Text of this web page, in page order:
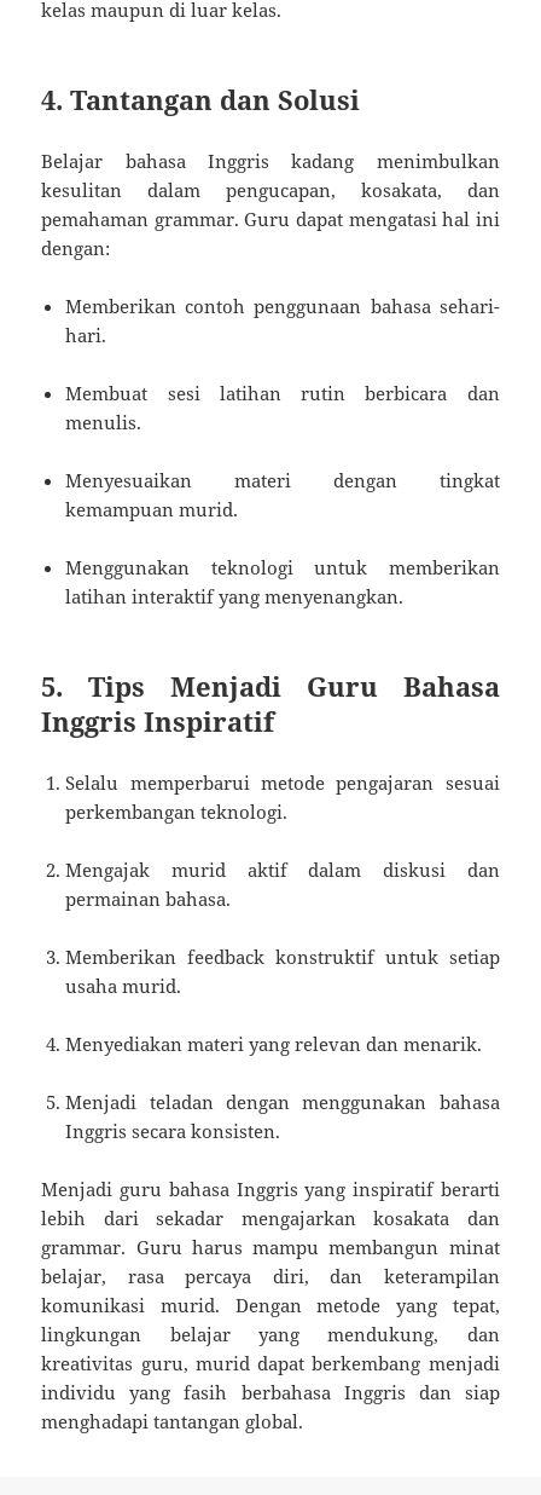
kelas maupun di luar kelas.
4. Tantangan dan Solusi
Belajar bahasa Inggris kadang menimbulkan
kesulitan dalam pengucapan, kosakata, dan
pemahaman grammar. Guru dapat mengatasi hal ini
dengan:
Memberikan contoh penggunaan bahasa sehari-
hari.
Membuat sesi latihan rutin berbicara dan
menulis.
Menyesuaikan materi dengan tingkat
kemampuan murid.
Menggunakan teknologi untuk memberikan
latihan interaktif yang menyenangkan.
5. Tips Menjadi Guru Bahasa
Inggris Inspiratif
Selalu memperbarui metode pengajaran sesuai
perkembangan teknologi.
Mengajak murid aktif dalam diskusi dan
permainan bahasa.
Memberikan feedback konstruktif untuk setiap
usaha murid.
Menyediakan materi yang relevan dan menarik.
Menjadi teladan dengan menggunakan bahasa
Inggris secara konsisten.
Menjadi guru bahasa Inggris yang inspiratif berarti
lebih dari sekadar mengajarkan kosakata dan
grammar. Guru harus mampu membangun minat
belajar, rasa percaya diri, dan keterampilan
komunikasi murid. Dengan metode yang tepat,
lingkungan belajar yang mendukung, dan
kreativitas guru, murid dapat berkembang menjadi
individu yang fasih berbahasa Inggris dan siap
menghadapi tantangan global.